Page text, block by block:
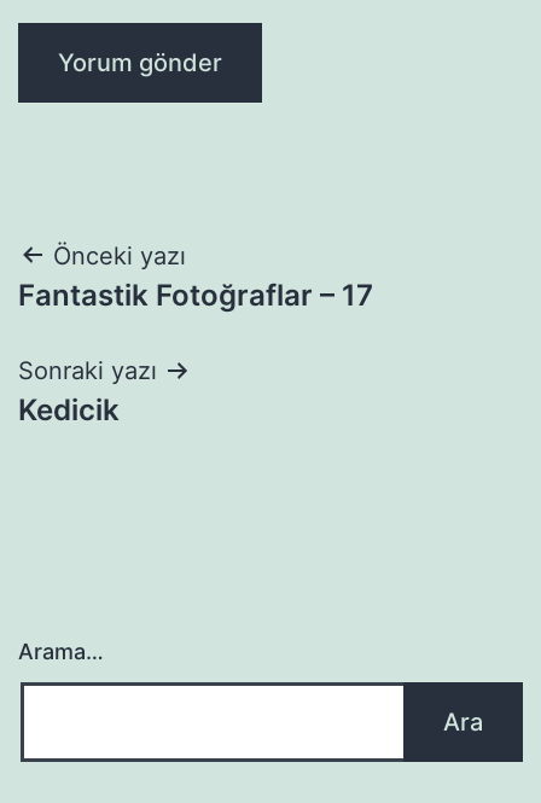
Yazı
gezinmesi
Önceki yazı
Fantastik Fotoğraflar – 17
Sonraki yazı
Kedicik
Arama…